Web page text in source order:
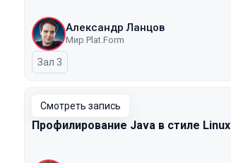
Александр Ланцов
Мир Plat.Form
Зал 3
Смотреть запись
Профилирование Java в стиле Linux